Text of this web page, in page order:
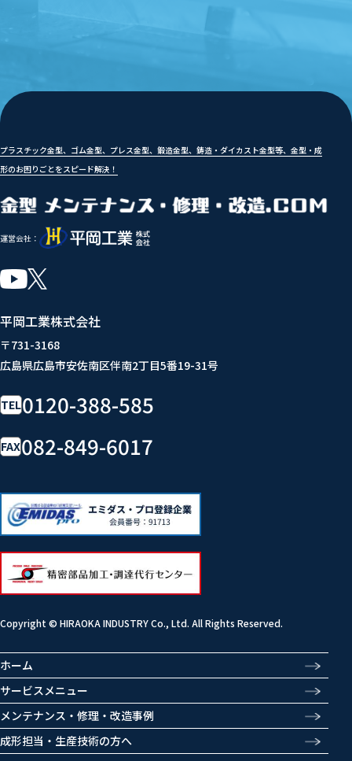
プラスチック金型、ゴム金型、プレス金型、鍛造金型、鋳造・ダイカスト金型等、金型・成
形のお困りごとをスピード解決！
運営会社：
平岡工業株式会社
〒731-3168
広島県広島市安佐南区伴南2丁目5番19-31号
TEL0120-388-585
FAX082-849-6017
Copyright © HIRAOKA INDUSTRY Co., Ltd. All Rights Reserved.
ホーム
サービスメニュー
メンテナンス・修理・改造事例
成形担当・生産技術の方へ